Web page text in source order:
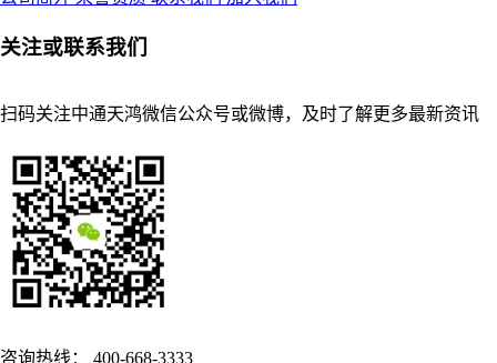
关注或联系我们
扫码关注中通天鸿微信公众号或微博，及时了解更多最新资讯
咨询热线： 400-668-3333